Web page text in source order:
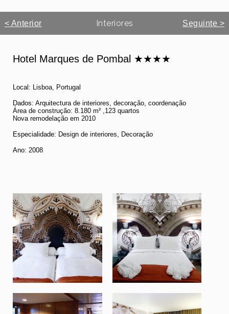
< Anterior Seguinte >
Interiores
Hotel Marques de Pombal ★★★★
Local: Lisboa, Portugal
Dados: Arquitectura de interiores, decoração, coordenação
Área de construção: 8.180 m² ,123 quartos
Nova remodelação em 2010
Especialidade: Design de interiores, Decoração
Ano: 2008